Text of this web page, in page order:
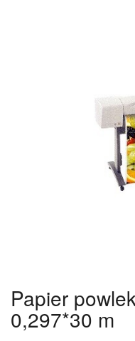
Papier
0,297*30 m